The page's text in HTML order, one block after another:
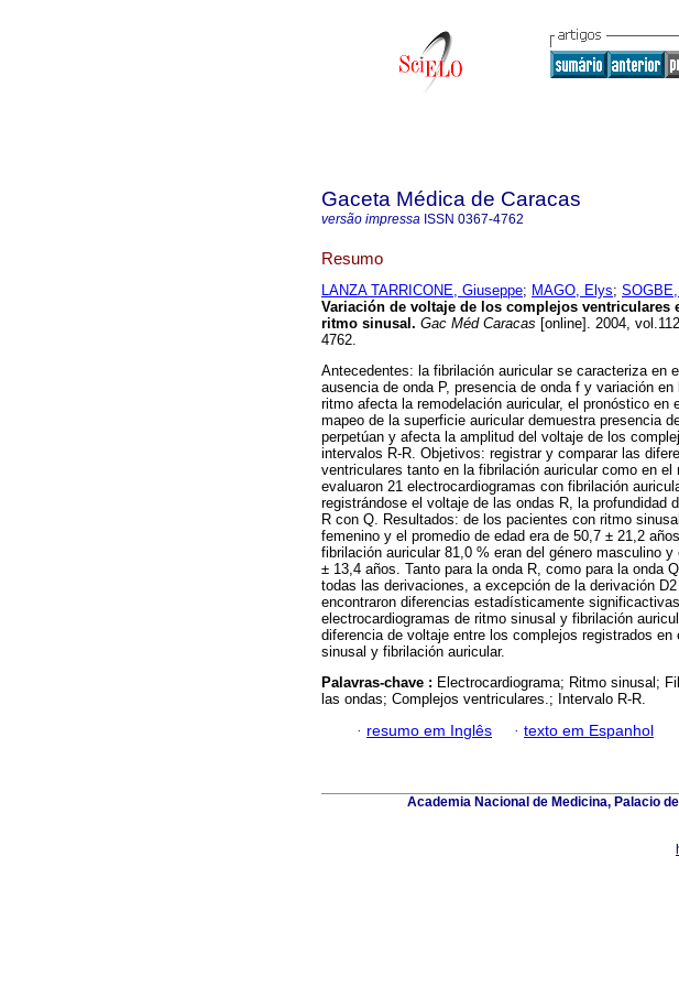
Gaceta Médica de Caracas
versão impressa ISSN 0367-4762
Resumo
LANZA TARRICONE, Giuseppe; MAGO, Elys;
Variación de voltaje de los complejos ventriculares
ritmo sinusal . Gac Méd Caracas [online]. 2004,
4762.
Antecedentes: la fibrilación auricular se caracteriza en
ausencia de onda P, presencia de onda f y variación
ritmo afecta la remodelación auricular, el pronóstico en
mapeo de la superficie auricular demuestra presencia
perpetúan y afecta la amplitud del voltaje de los
intervalos R-R. Objetivos: registrar y comparar las
ventriculares tanto en la fibrilación auricular como en
evaluaron 21 electrocardiogramas con fibrilación
registrándose el voltaje de las ondas R, la profundidad
R con Q. Resultados: de los pacientes con ritmo
femenino y el promedio de edad era de 50,7 ± 21,2
fibrilación auricular 81,0 % eran del género masculino
± 13,4 años. Tanto para la onda R, como para la onda
todas las derivaciones, a excepción de la derivación
encontraron diferencias estadísticamente
electrocardiogramas de ritmo sinusal y fibrilación
diferencia de voltaje entre los complejos registrados
sinusal y fibrilación auricular.
Palavras-chave : Electrocardiograma; Ritmo sinusal;
las ondas; Complejos ventriculares.; Intervalo R-R.
· resumo em Inglês · texto em Espanhol
Academia Nacional de Medicina, Palacio